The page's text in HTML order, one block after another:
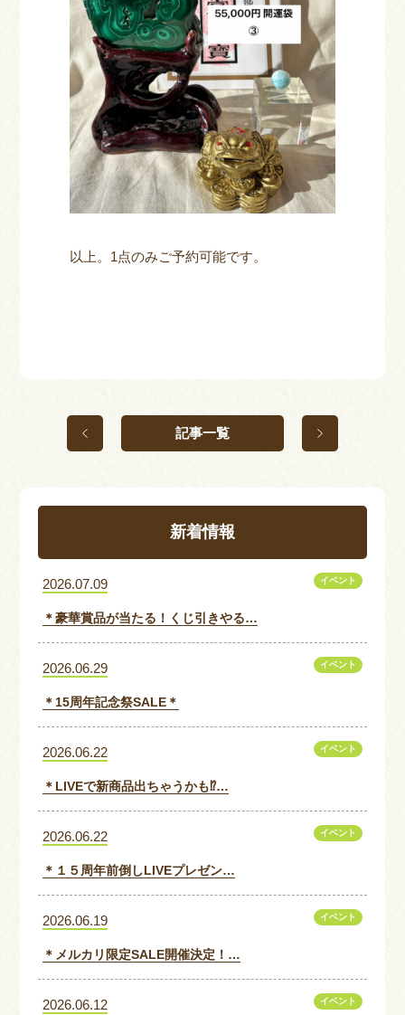
以上。1点のみご予約可能です。
記事一覧
新着情報
2026.07.09 イベント
＊豪華賞品が当たる！くじ引きやる…
2026.06.29 イベント
＊15周年記念祭SALE＊
2026.06.22 イベント
＊LIVEで新商品出ちゃうかも⁉…
2026.06.22 イベント
＊１５周年前倒しLIVEプレゼン…
2026.06.19 イベント
＊メルカリ限定SALE開催決定！…
2026.06.12 イベント